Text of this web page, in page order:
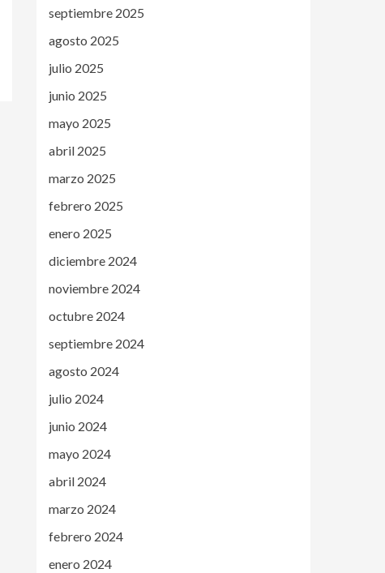
septiembre 2025
agosto 2025
julio 2025
junio 2025
mayo 2025
abril 2025
marzo 2025
febrero 2025
enero 2025
diciembre 2024
noviembre 2024
octubre 2024
septiembre 2024
agosto 2024
julio 2024
junio 2024
mayo 2024
abril 2024
marzo 2024
febrero 2024
enero 2024